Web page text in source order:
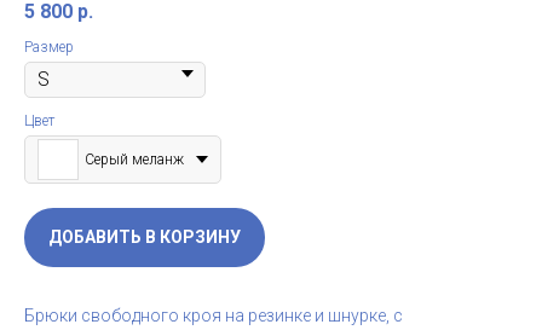
5 800 р.
Размер
Цвет
Серый меланж
ДОБАВИТЬ В КОРЗИНУ
Брюки свободного кроя на резинке и шнурке, с